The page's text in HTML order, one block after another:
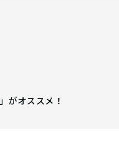
がオススメ！